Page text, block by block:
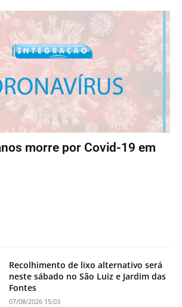
morre por Covid-19 em
Recolhimento de lixo alternativo será
neste sábado no São Luiz e Jardim das
Fontes
07/08/2026 15:03